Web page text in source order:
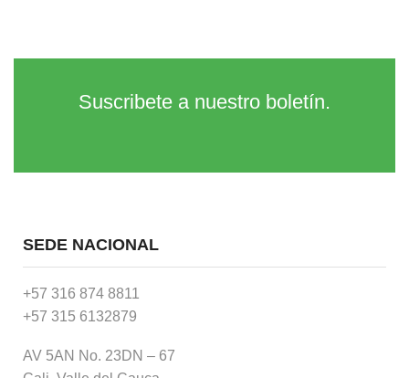
Suscribete a nuestro boletín.
SEDE NACIONAL
+57 316 874 8811
+57 315 6132879
AV 5AN No. 23DN – 67